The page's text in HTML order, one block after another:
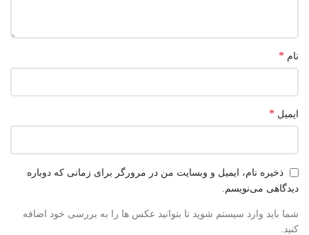
نام *
ایمیل *
ذخیره نام، ایمیل و وبسایت من در مرورگر برای زمانی که دوباره
دیدگاهی می‌نویسم.
شما باید وارد سیستم شوید تا بتوانید عکس ها را به بررسی خود اضافه
کنید.